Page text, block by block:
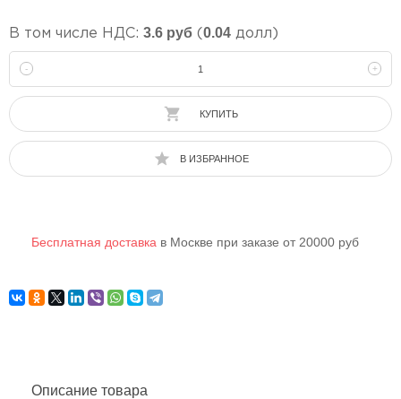
В том числе НДС: 3.6 руб ( 0.04 долл)
- +
КУПИТЬ
В ИЗБРАННОЕ
Бесплатная доставка в Москве при заказе от 20000 руб
Описание товара